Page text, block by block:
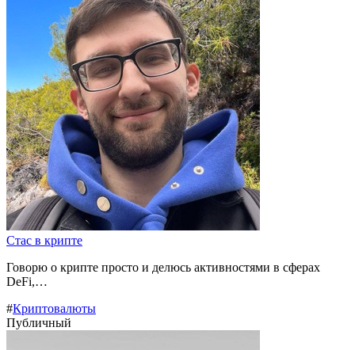
Стас в крипте
Говорю о крипте просто и делюсь активностями в сферах
DeFi,…
#Криптовалюты
Публичный